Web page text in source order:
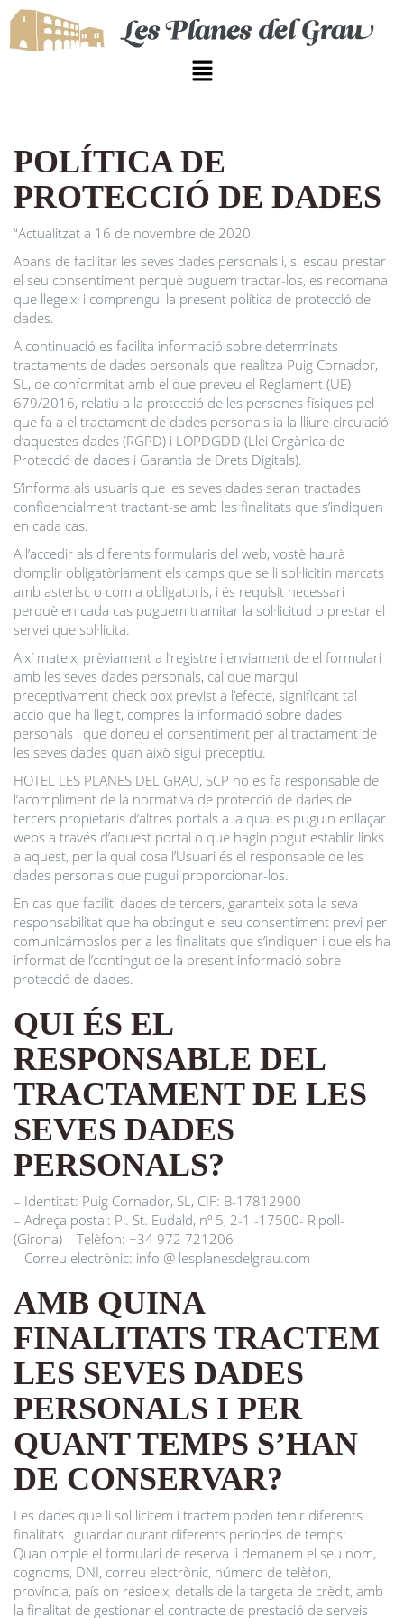
POLÍTICA DE
PROTECCIÓ DE DADES
“Actualitzat a 16 de novembre de 2020.
Abans de facilitar les seves dades personals i, si escau prestar
el seu consentiment perquè puguem tractar-los, es recomana
que llegeixi i comprengui la present política de protecció de
dades.
A continuació es facilita informació sobre determinats
tractaments de dades personals que realitza Puig Cornador,
SL, de conformitat amb el que preveu el Reglament (UE)
679/2016, relatiu a la protecció de les persones físiques pel
que fa a el tractament de dades personals ia la lliure circulació
d’aquestes dades (RGPD) i LOPDGDD (Llei Orgànica de
Protecció de dades i Garantia de Drets Digitals).
S’informa als usuaris que les seves dades seran tractades
confidencialment tractant-se amb les finalitats que s’indiquen
en cada cas.
A l’accedir als diferents formularis del web, vostè haurà
d’omplir obligatòriament els camps que se li sol·licitin marcats
amb asterisc o com a obligatoris, i és requisit necessari
perquè en cada cas puguem tramitar la sol·licitud o prestar el
servei que sol·licita.
Així mateix, prèviament a l’registre i enviament de el formulari
amb les seves dades personals, cal que marqui
preceptivament check box previst a l’efecte, significant tal
acció que ha llegit, comprès la informació sobre dades
personals i que doneu el consentiment per al tractament de
les seves dades quan això sigui preceptiu.
HOTEL LES PLANES DEL GRAU, SCP no es fa responsable de
l’acompliment de la normativa de protecció de dades de
tercers propietaris d’altres portals a la qual es puguin enllaçar
webs a través d’aquest portal o que hagin pogut establir links
a aquest, per la qual cosa l’Usuari és el responsable de les
dades personals que pugui proporcionar-los.
En cas que faciliti dades de tercers, garanteix sota la seva
responsabilitat que ha obtingut el seu consentiment previ per
comunicárnoslos per a les finalitats que s’indiquen i que els ha
informat de l’contingut de la present informació sobre
protecció de dades.
QUI ÉS EL
RESPONSABLE DEL
TRACTAMENT DE LES
SEVES DADES
PERSONALS?
– Identitat: Puig Cornador, SL, CIF: B-17812900
– Adreça postal: Pl. St. Eudald, nº 5, 2-1 -17500- Ripoll-
(Girona) – Telèfon: +34 972 721206
– Correu electrònic: info @ lesplanesdelgrau.com
AMB QUINA
FINALITATS TRACTEM
LES SEVES DADES
PERSONALS I PER
QUANT TEMPS S’HAN
DE CONSERVAR?
Les dades que li sol·licitem i tractem poden tenir diferents
finalitats i guardar durant diferents períodes de temps:
Quan omple el formulari de reserva li demanem el seu nom,
cognoms, DNI, correu electrònic, número de telèfon,
província, país on resideix, detalls de la targeta de crèdit, amb
la finalitat de gestionar el contracte de prestació de serveis